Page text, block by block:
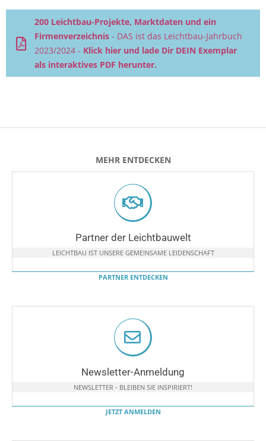
200 Leichtbau-Projekte, Marktdaten und ein
Firmenverzeichnis - DAS ist das Leichtbau-Jahrbuch
2023/2024 - Klick hier und lade Dir DEIN Exemplar
als interaktives PDF herunter.
MEHR ENTDECKEN
Partner der Leichtbauwelt
LEICHTBAU IST UNSERE GEMEINSAME LEIDENSCHAFT
PARTNER ENTDECKEN
Newsletter-Anmeldung
NEWSLETTER - BLEIBEN SIE INSPIRIERT!
JETZT ANMELDEN